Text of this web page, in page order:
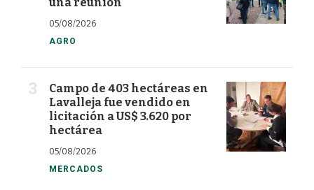
05/08/2026
AGRO
Campo de 403 hectáreas en
Lavalleja fue vendido en
licitación a US$ 3.620 por
hectárea
05/08/2026
MERCADOS